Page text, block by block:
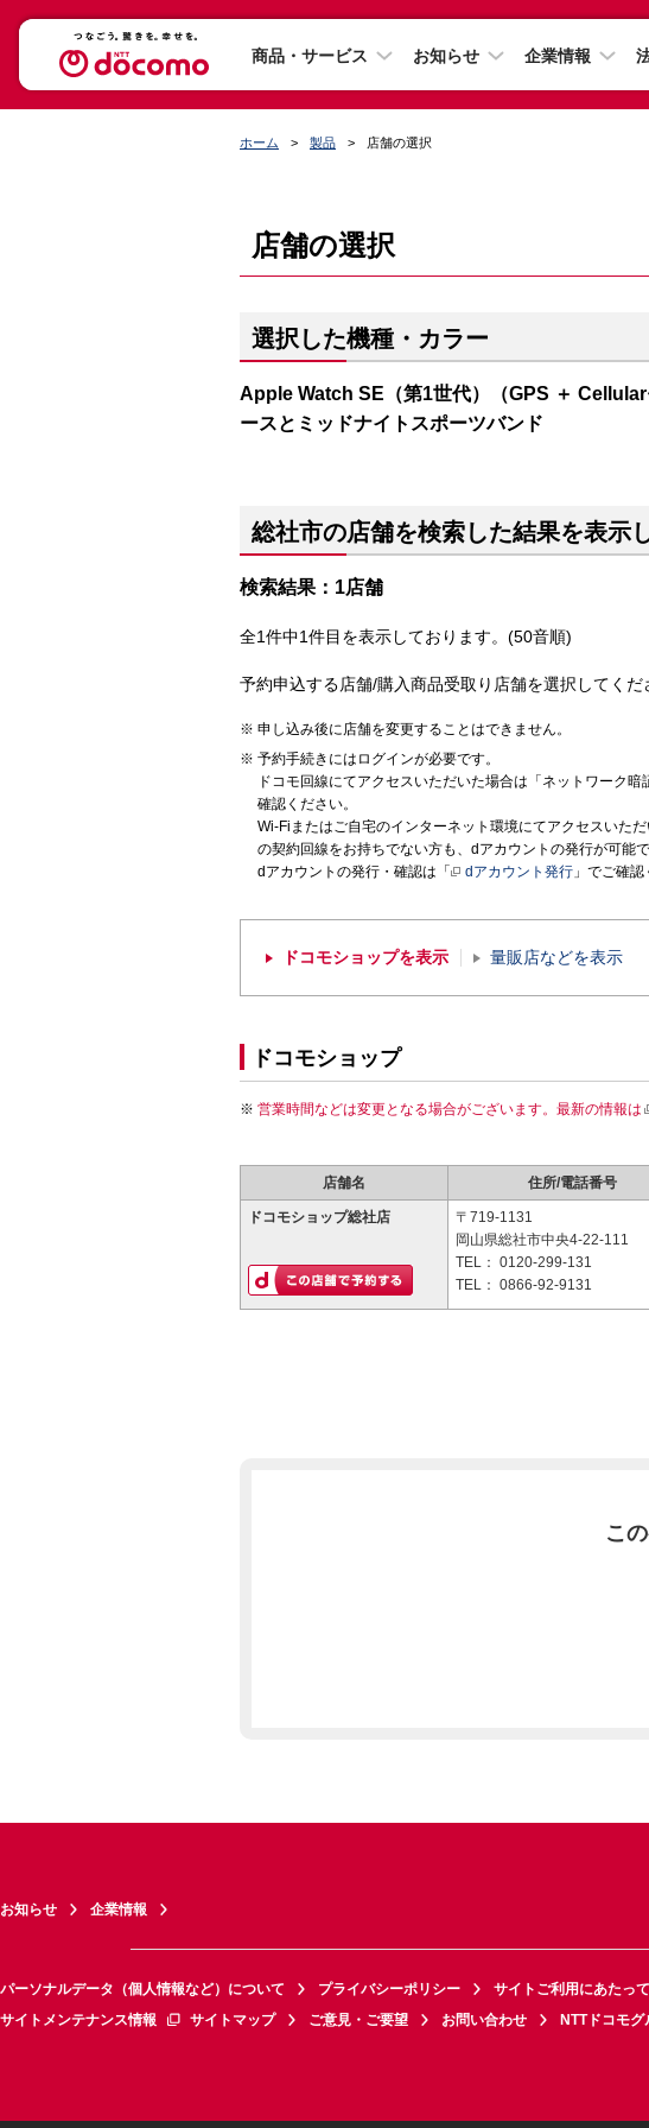
商品・サービス お知らせ 企業情報
ホーム 製品 店舗の選択
店舗の選択
選択した機種・カラー
Apple Watch SE（第1世代）（GPS ＋
ースとミッドナイトスポーツバンド
総社市の店舗を検索した結果を表示
検索結果：1店舗
全1件中1件目を表示しております。(50音順)
予約申込する店舗/購入商品受取り店舗を選択してくだ
申し込み後に店舗を変更することはできません。
予約手続きにはログインが必要です。
ドコモ回線にてアクセスいただいた場合は「ネットワーク
確認ください。
Wi-Fiまたはご自宅のインターネット環境にてアクセスいた
の契約回線をお持ちでない方も、dアカウントの発行が可能で
dアカウントの発行・確認は「
dアカウント発行 」でご確認
ドコモショップを表示 量販店などを表示
ドコモショップ
営業時間などは変更となる場合がございます。最新の情報は
店舗名 住所/電話番号
ドコモショップ総社店
〒719-1131
岡山県総社市中央4-22-111
TEL： 0120-299-131
TEL： 0866-92-9131
こ
お知らせ 企業情報
パーソナルデータ（個人情報など）について プライバシーポリシー サイトご利用にあたって
サイトメンテナンス情報
サイトマップ ご意見・ご要望 お問い合わせ NTTドコモグ